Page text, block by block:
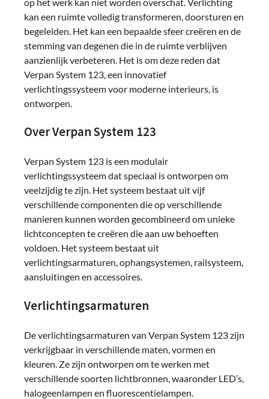
kan een ruimte volledig transformeren, doorsturen en
begeleiden. Het kan een bepaalde sfeer creëren en de
stemming van degenen die in de ruimte verblijven
aanzienlijk verbeteren. Het is om deze reden dat
Verpan System 123, een innovatief
verlichtingssysteem voor moderne interieurs, is
ontworpen.
Over Verpan System 123
Verpan System 123 is een modulair
verlichtingssysteem dat speciaal is ontworpen om
veelzijdig te zijn. Het systeem bestaat uit vijf
verschillende componenten die op verschillende
manieren kunnen worden gecombineerd om unieke
lichtconcepten te creëren die aan uw behoeften
voldoen. Het systeem bestaat uit
verlichtingsarmaturen, ophangsystemen, railsysteem,
aansluitingen en accessoires.
Verlichtingsarmaturen
De verlichtingsarmaturen van Verpan System 123 zijn
verkrijgbaar in verschillende maten, vormen en
kleuren. Ze zijn ontworpen om te werken met
verschillende soorten lichtbronnen, waaronder LED’s,
halogeenlampen en fluorescentielampen.